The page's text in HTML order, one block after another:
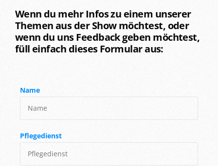
Wenn du mehr Infos zu einem unserer
Themen aus der Show möchtest, oder
wenn du uns Feedback geben möchtest,
füll einfach dieses Formular aus:
Name
Pflegedienst